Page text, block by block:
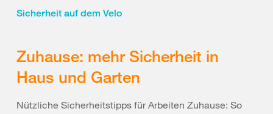
Sicherheit auf dem Velo
Zuhause: mehr Sicherheit in
Haus und Garten
Nützliche Sicherheitstipps für Arbeiten Zuhause: So